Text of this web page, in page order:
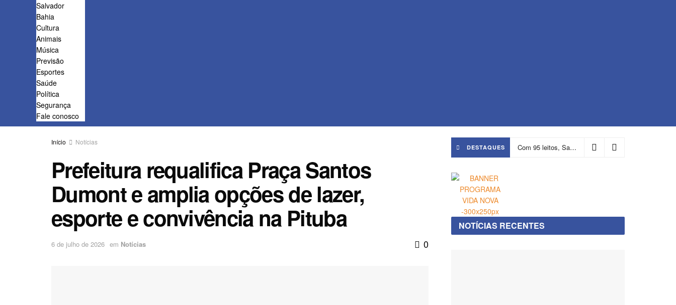
Salvador
Bahia
Cultura
Animais
Música
Previsão
Esportes
Saúde
Política
Segurança
Fale conosco
Início Notícias
Prefeitura requalifica Praça Santos
Dumont e amplia opções de lazer,
esporte e convivência na Pituba
6 de julho de 2026 em Notícias 0
DESTAQUES Com 95 leitos, Salvador ganha hospital focado em transição de cuidados
NOTÍCIAS RECENTES